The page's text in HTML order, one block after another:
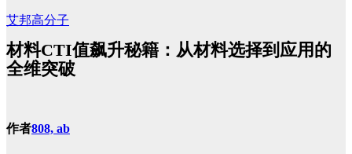
艾邦高分子
材料CTI值飙升秘籍：从材料选择到应用的
全维突破
作者808, ab